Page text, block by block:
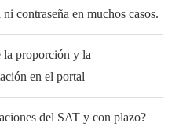
contraseña en muchos casos.
la proporción y la
en el portal
del SAT y con plazo?